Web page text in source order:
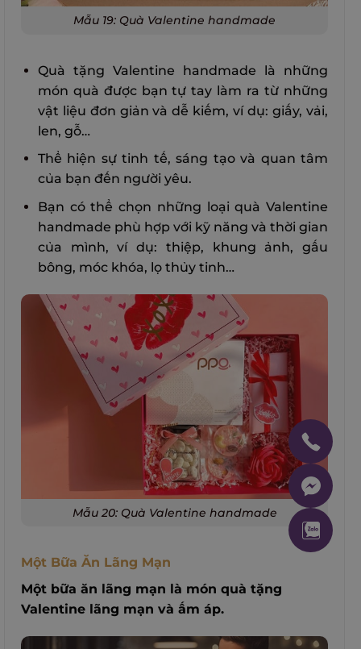
Mẫu 19: Quà Valentine handmade
Quà tặng Valentine handmade là những
món quà được bạn tự tay làm ra từ những
vật liệu đơn giản và dễ kiếm, ví dụ: giấy, vải,
len, gỗ…
Thể hiện sự tinh tế, sáng tạo và quan tâm
của bạn đến người yêu.
Bạn có thể chọn những loại quà Valentine
handmade phù hợp với kỹ năng và thời gian
của mình, ví dụ: thiệp, khung ảnh, gấu
bông, móc khóa, lọ thủy tinh…
Mẫu 20: Quà Valentine handmade
Một Bữa Ăn Lãng Mạn
Một bữa ăn lãng mạn là món quà tặng
Valentine lãng mạn và ấm áp.